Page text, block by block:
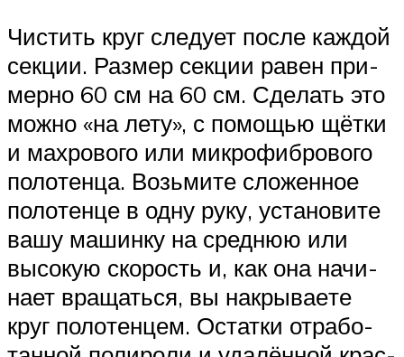
Чистить круг сле­ду­ет после каж­дой
сек­ции. Раз­мер сек­ции равен при­
мер­но 60 см на 60 см. Сде­лать это
мож­но «на лету», с помо­щью щёт­ки
и мах­ро­во­го или мик­ро­фиб­ро­во­го
поло­тен­ца. Возь­ми­те сло­жен­ное
поло­тен­це в одну руку, уста­но­ви­те
вашу машин­ку на сред­нюю или
высо­кую ско­рость и, как она начи­
на­ет вра­щать­ся, вы накры­ва­е­те
круг поло­тен­цем. Остат­ки отра­бо­